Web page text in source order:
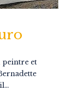
peintre et